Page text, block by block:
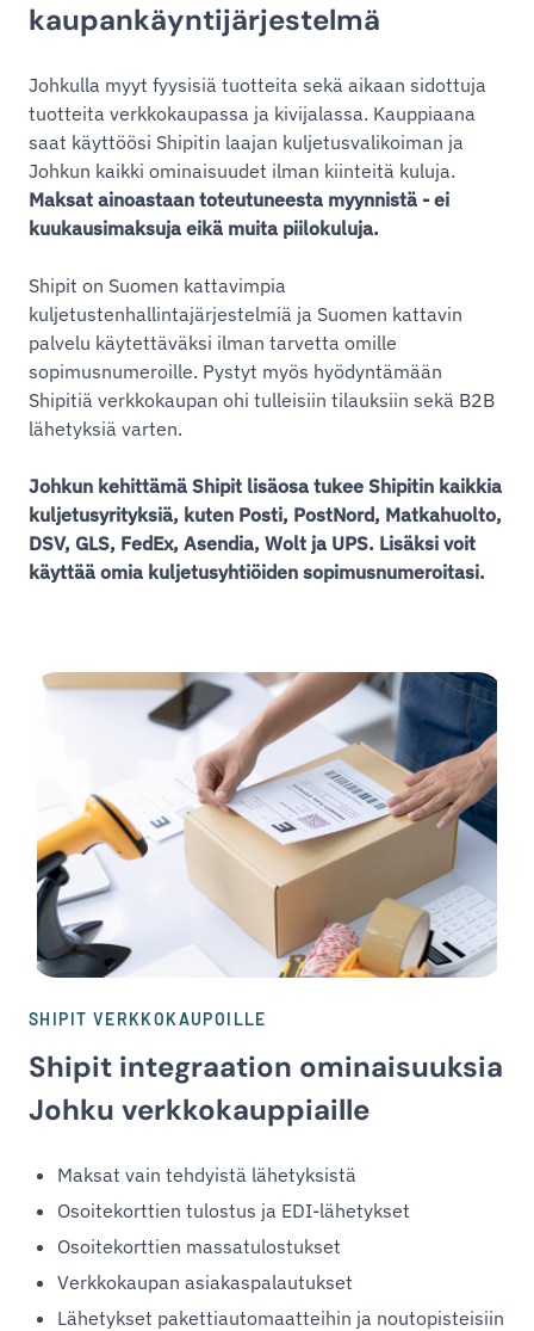
kaupankäyntijärjestelmä
Johkulla myyt fyysisiä tuotteita sekä aikaan sidottuja
tuotteita verkkokaupassa ja kivijalassa. Kauppiaana
saat käyttöösi Shipitin laajan kuljetusvalikoiman ja
Johkun kaikki ominaisuudet ilman kiinteitä kuluja.
Maksat ainoastaan toteutuneesta myynnistä - ei
kuukausimaksuja eikä muita piilokuluja.
Shipit on Suomen kattavimpia
kuljetustenhallintajärjestelmiä ja Suomen kattavin
palvelu käytettäväksi ilman tarvetta omille
sopimusnumeroille. Pystyt myös hyödyntämään
Shipitiä verkkokaupan ohi tulleisiin tilauksiin sekä B2B
lähetyksiä varten.
Johkun kehittämä Shipit lisäosa tukee Shipitin kaikkia
kuljetusyrityksiä, kuten Posti, PostNord, Matkahuolto,
DSV, GLS, FedEx, Asendia, Wolt ja UPS. Lisäksi voit
käyttää omia kuljetusyhtiöiden sopimusnumeroitasi.
SHIPIT VERKKOKAUPOILLE
Shipit integraation ominaisuuksia
Johku verkkokauppiaille
Maksat vain tehdyistä lähetyksistä
Osoitekorttien tulostus ja EDI-lähetykset
Osoitekorttien massatulostukset
Verkkokaupan asiakaspalautukset
Lähetykset pakettiautomaatteihin ja noutopisteisiin